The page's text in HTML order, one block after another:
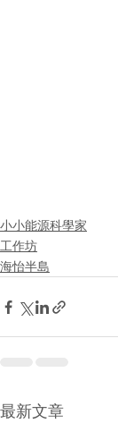
小小能源科學家
工作坊
海怡半島
最新文章